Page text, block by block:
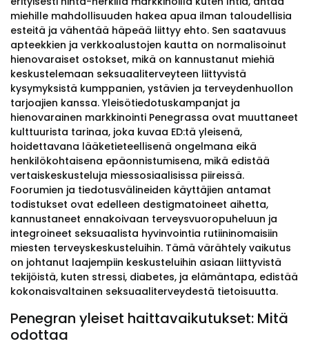
miehille mahdollisuuden hakea apua ilman taloudellisia
esteitä ja vähentää häpeää liittyy ehto. Sen saatavuus
apteekkien ja verkkoalustojen kautta on normalisoinut
hienovaraiset ostokset, mikä on kannustanut miehiä
keskustelemaan seksuaaliterveyteen liittyvistä
kysymyksistä kumppanien, ystävien ja terveydenhuollon
tarjoajien kanssa. Yleisötiedotuskampanjat ja
hienovarainen markkinointi Penegrassa ovat muuttaneet
kulttuurista tarinaa, joka kuvaa ED:tä yleisenä,
hoidettavana lääketieteellisenä ongelmana eikä
henkilökohtaisena epäonnistumisena, mikä edistää
vertaiskeskusteluja miessosiaalisissa piireissä.
Foorumien ja tiedotusvälineiden käyttäjien antamat
todistukset ovat edelleen destigmatoineet aihetta,
kannustaneet ennakoivaan terveysvuoropuheluun ja
integroineet seksuaalista hyvinvointia rutiininomaisiin
miesten terveyskeskusteluihin. Tämä värähtely vaikutus
on johtanut laajempiin keskusteluihin asiaan liittyvistä
tekijöistä, kuten stressi, diabetes, ja elämäntapa, edistää
kokonaisvaltainen seksuaaliterveydestä tietoisuutta.
Penegran yleiset haittavaikutukset: Mitä
odottaa